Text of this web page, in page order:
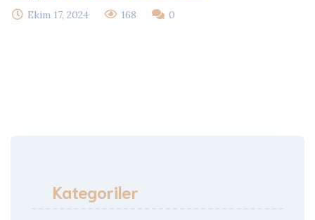
Ekim 17, 2024 168 0
Kategoriler